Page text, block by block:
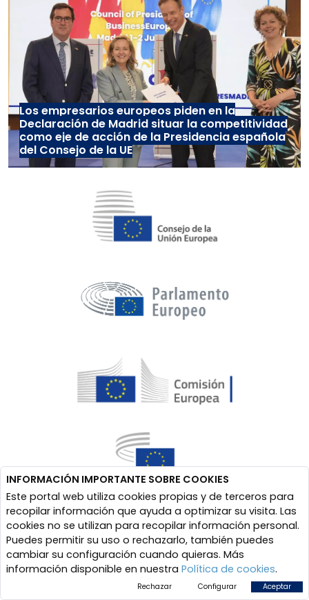
Los empresarios europeos piden en la
Declaración de Madrid situar la competitividad
como eje de acción de la Presidencia española
del Consejo de la UE
INFORMACIÓN IMPORTANTE SOBRE COOKIES
Este portal web utiliza cookies propias y de terceros para
recopilar información que ayuda a optimizar su visita. Las
cookies no se utilizan para recopilar información personal.
Puedes permitir su uso o rechazarlo, también puedes
cambiar su configuración cuando quieras. Más
información disponible en nuestra Política de cookies.
Rechazar Configurar Aceptar